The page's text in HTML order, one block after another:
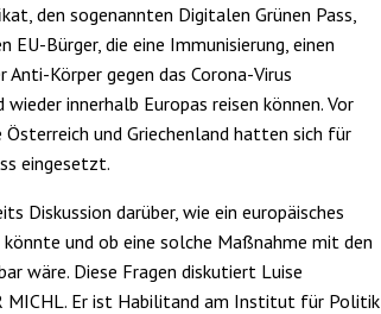
den sogenannten Digitalen Grünen Pass,
Bürger, die eine Immunisierung, einen
Anti-Körper gegen das Corona-Virus
innerhalb Europas reisen können. Vor
und Griechenland hatten sich für
eingesetzt.
Diskussion darüber, wie ein europäisches
und ob eine solche Maßnahme mit den
wäre. Diese Fragen diskutiert Luise
MICHL. Er ist Habilitand am Institut für Politik